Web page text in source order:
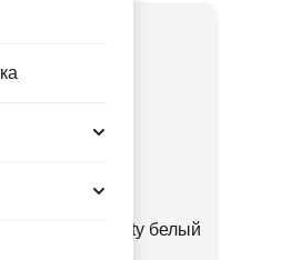
Конфетти Party белый